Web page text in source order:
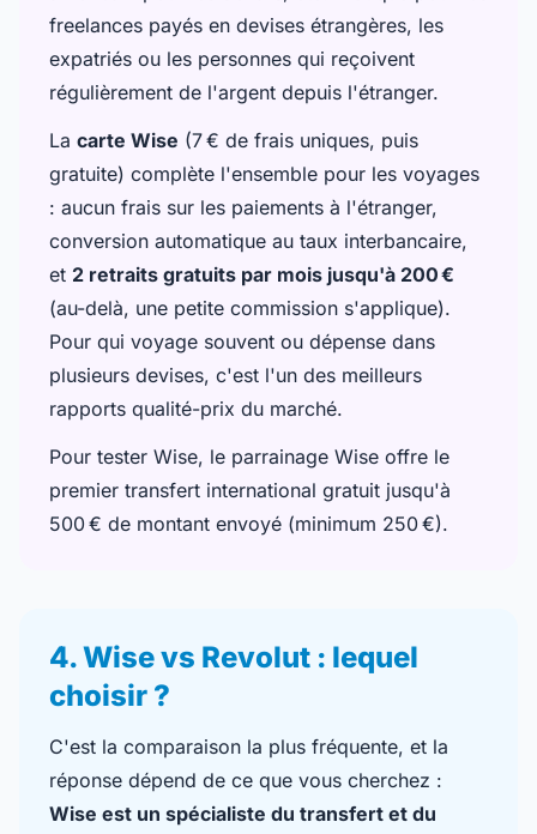
freelances payés en devises étrangères, les
expatriés ou les personnes qui reçoivent
régulièrement de l'argent depuis l'étranger.
La carte Wise (7 € de frais uniques, puis
gratuite) complète l'ensemble pour les voyages
: aucun frais sur les paiements à l'étranger,
conversion automatique au taux interbancaire,
et 2 retraits gratuits par mois jusqu'à 200 €
(au-delà, une petite commission s'applique).
Pour qui voyage souvent ou dépense dans
plusieurs devises, c'est l'un des meilleurs
rapports qualité-prix du marché.
Pour tester Wise, le parrainage Wise offre le
premier transfert international gratuit jusqu'à
500 € de montant envoyé (minimum 250 €).
4. Wise vs Revolut : lequel
choisir ?
C'est la comparaison la plus fréquente, et la
réponse dépend de ce que vous cherchez :
Wise est un spécialiste du transfert et du